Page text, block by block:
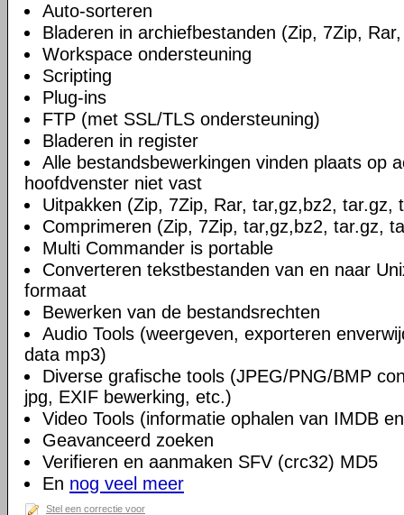
Auto-sorteren
Bladeren in archiefbestanden (Zip, 7Zip,
Workspace ondersteuning
Scripting
Plug-ins
FTP (met SSL/TLS ondersteuning)
Bladeren in register
Alle bestandsbewerkingen vinden plaats op
hoofdvenster niet vast
Uitpakken (Zip, 7Zip, Rar, tar,gz,bz2, tar.gz,
Comprimeren (Zip, 7Zip, tar,gz,bz2, tar.gz,
Multi Commander is portable
Converteren tekstbestanden van en naar
formaat
Bewerken van de bestandsrechten
Audio Tools (weergeven, exporteren
data mp3)
Diverse grafische tools (JPEG/PNG/BMP
jpg, EXIF bewerking, etc.)
Video Tools (informatie ophalen van IMDB
Geavanceerd zoeken
Verifieren en aanmaken SFV (crc32) MD5
En nog veel meer
Stel een correctie voor